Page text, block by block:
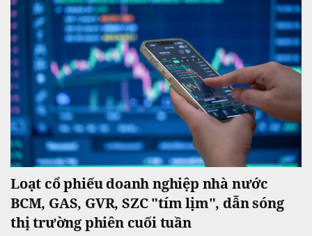
Loạt cổ phiếu doanh nghiệp nhà nước
BCM, GAS, GVR, SZC "tím lịm", dẫn sóng
thị trường phiên cuối tuần